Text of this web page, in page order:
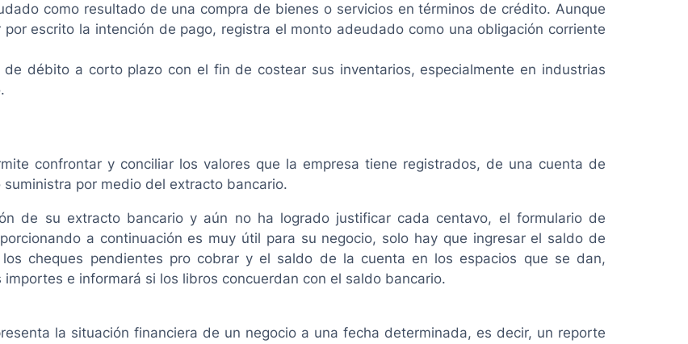
como resultado de una compra de bienes o servicios en términos de crédito. Aunque
escrito la intención de pago, registra el monto adeudado como una obligación corriente
débito a corto plazo con el fin de costear sus inventarios, especialmente en industrias
confrontar y conciliar los valores que la empresa tiene registrados, de una cuenta de
por medio del extracto bancario.
de su extracto bancario y aún no ha logrado justificar cada centavo, el formulario de
a continuación es muy útil para su negocio, solo hay que ingresar el saldo de
cheques pendientes pro cobrar y el saldo de la cuenta en los espacios que se dan,
e informará si los libros concuerdan con el saldo bancario.
la situación financiera de un negocio a una fecha determinada, es decir, un reporte